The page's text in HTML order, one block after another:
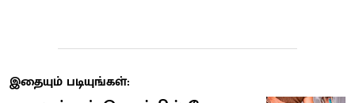
இதையும் படியுங்கள்: